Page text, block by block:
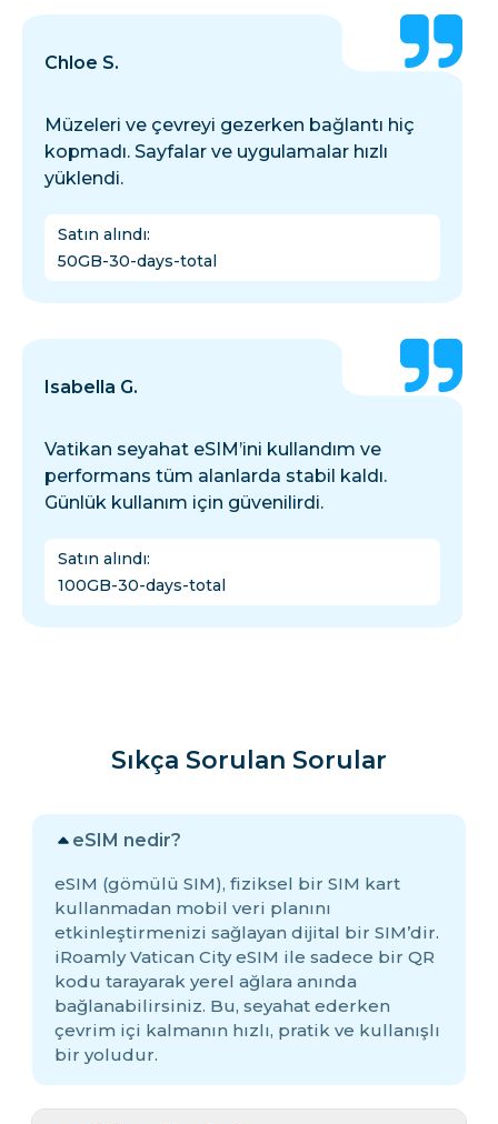
Chloe S.
Müzeleri ve çevreyi gezerken bağlantı hiç
kopmadı. Sayfalar ve uygulamalar hızlı
yüklendi.
Satın alındı:
50GB-30-days-total
Isabella G.
Vatikan seyahat eSIM’ini kullandım ve
performans tüm alanlarda stabil kaldı.
Günlük kullanım için güvenilirdi.
Satın alındı:
100GB-30-days-total
Sıkça Sorulan Sorular
eSIM nedir?
eSIM (gömülü SIM), fiziksel bir SIM kart
kullanmadan mobil veri planını
etkinleştirmenizi sağlayan dijital bir SIM’dir.
iRoamly Vatican City eSIM ile sadece bir QR
kodu tarayarak yerel ağlara anında
bağlanabilirsiniz. Bu, seyahat ederken
çevrim içi kalmanın hızlı, pratik ve kullanışlı
bir yoludur.